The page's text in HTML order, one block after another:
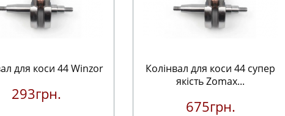
для коси 44 Winzor
293грн.
Колінвал для коси 44 супер
якість Zomax...
675грн.